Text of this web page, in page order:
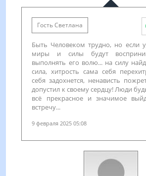
Гость Светлана
Быть Человеком трудно, но если
миры и силы будут
выполнять его волю... на силу
сила, хитрость сама себя
себя задохнется, ненависть
допустил к своему сердцу! Люди
всё прекрасное и значимое
встречу...
9 февраля 2025 05:08